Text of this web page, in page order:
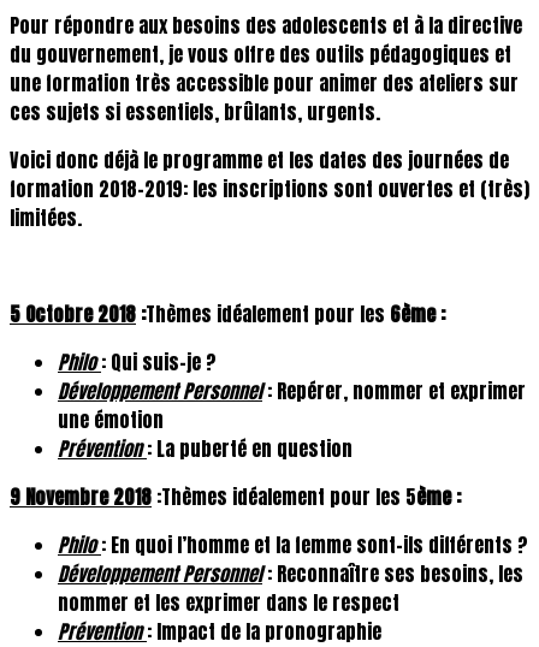
Pour répondre aux besoins des adolescents et à la directive
du gouvernement, je vous offre des outils pédagogiques et
une formation très accessible pour animer des ateliers sur
ces sujets si essentiels, brûlants, urgents.
Voici donc déjà le programme et les dates des journées de
formation 2018-2019: les inscriptions sont ouvertes et (très)
limitées.
5 Octobre 2018 :Thèmes idéalement pour les 6ème :
Philo: Qui suis-je ?
Développement Personnel: Repérer, nommer et exprimer
une émotion
Prévention: La puberté en question
9 Novembre 2018 :Thèmes idéalement pour les 5ème :
Philo: En quoi l’homme et la femme sont-ils différents ?
Développement Personnel: Reconnaître ses besoins, les
nommer et les exprimer dans le respect
Prévention: Impact de la pronographie